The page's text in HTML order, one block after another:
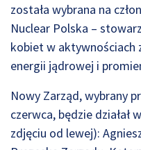
została wybrana na
Nuclear Polska –
kobiet w aktywnościach
energii jądrowej i
Nowy Zarząd, wybrany
czerwca, będzie działał
zdjęciu od lewej):